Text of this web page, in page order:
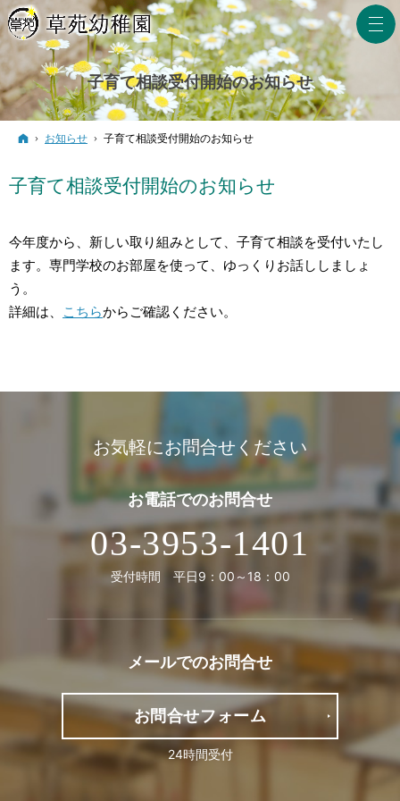
子育て相談受付開始のお知らせ
ホーム
お知らせ 子育て相談受付開始のお知らせ
子育て相談受付開始のお知らせ
今年度から、新しい取り組みとして、子育て相談を受付いたし
ます。専門学校のお部屋を使って、ゆっくりお話ししましょ
う。
詳細は、
こちらからご確認ください。
お気軽にお問合せください
お電話でのお問合せ
03-3953-1401
受付時間 平日9：00～18：00
メールでのお問合せ
お問合せフォーム
24時間受付